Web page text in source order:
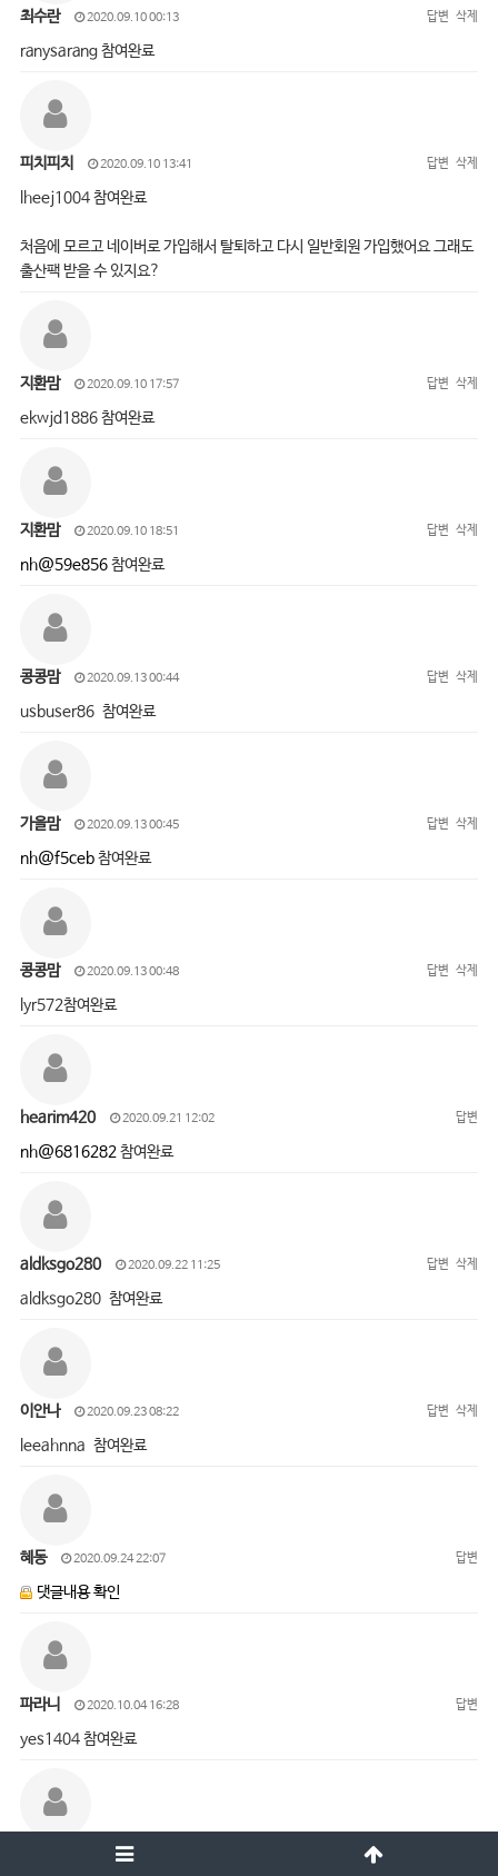
최수란 2020.09.10 00:13 답변 삭제
ranysarang 참여완료
피치피치 2020.09.10 13:41 답변 삭제
lheej1004 참여완료
처음에 모르고 네이버로 가입해서 탈퇴하고 다시 일반회원 가입했어요 그래도
출산팩 받을 수 있지요?
지환맘 2020.09.10 17:57 답변 삭제
ekwjd1886 참여완료
지환맘 2020.09.10 18:51 답변 삭제
nh@59e856참여완료
콩콩맘 2020.09.13 00:44 답변 삭제
usbuser86 참여완료
가을맘 2020.09.13 00:45 답변 삭제
nh@f5ceb참여완료
콩콩맘 2020.09.13 00:48 답변 삭제
lyr572참여완료
hearim420 2020.09.21 12:02 답변
nh@6816282참여완료
aldksgo280 2020.09.22 11:25 답변 삭제
aldksgo280 참여완료
이안나 2020.09.23 08:22 답변 삭제
leeahnna 참여완료
혜동 2020.09.24 22:07 답변
댓글내용 확인
파라니 2020.10.04 16:28 답변
yes1404 참여완료
2020.10.05 15:01